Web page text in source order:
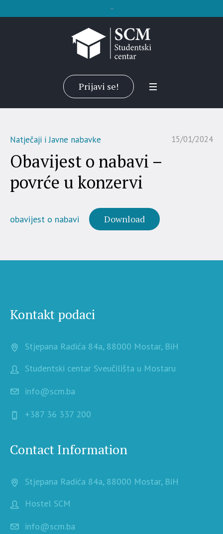
Prijavi se!
15/01/2024
Natječaji i Javne nabavke
Obavijest o nabavi –
povrće u konzervi
obavijest o nabavi Download
Kontakt podaci
Stjepana Radića 84a, 88000 Mostar, BiH
Studentski centar Sveučilišta u Mostaru
info@scm.ba
+387 36 337 200
Contact Information
Stjepana Radića 84a, 88000 Mostar, BiH
Hostel SCM
info@scm.ba